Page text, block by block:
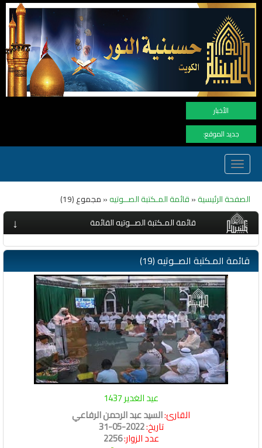
الأخبار
جديد الموقع:
Toggle
navigation
الصفحة الرئيسية«قائمة المـكتبة الصــوتيه« مجموع (19)
↓ قائمة المـكتبة الصــوتيه القائمة
قائمة المـكتبة الصــوتيه (19)
عيد الغدير 1437
القارئ:السيد عبد الرحمن الرفاعي
تاريخ:2022-05-31
عدد الزوار:2256